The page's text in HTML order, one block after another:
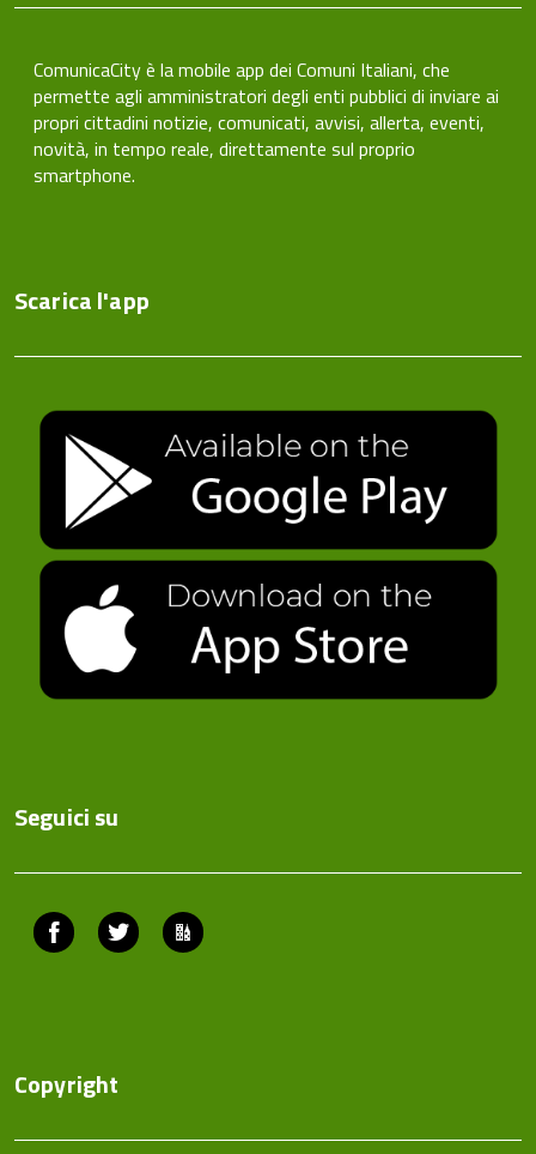
ComunicaCity è la mobile app dei Comuni Italiani, che
permette agli amministratori degli enti pubblici di inviare ai
propri cittadini notizie, comunicati, avvisi, allerta, eventi,
novità, in tempo reale, direttamente sul proprio
smartphone.
Scarica l'app
Seguici su
Facebook Twitter
Copyright